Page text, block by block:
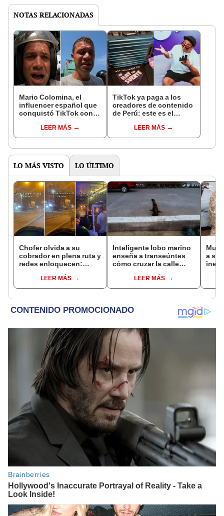
NOTAS RELACIONADAS
Mario Colomina, el
influencer español que
conquistó TikTok con
"Mi amor nació por la
gastronomía"
LEER MÁS
TikTok ya paga a los
creadores de contenido
de Perú: este es el
llegar a cobrar por 1.000
vistas
LEER MÁS
LO MÁS VISTO LO ÚLTIMO
Chofer olvida a su
cobrador en plena ruta y
redes enloquecen:
LEER MÁS
Inteligente lobo marino
enseña a transeúntes
cómo cruzar la calle
LEER MÁS
a su